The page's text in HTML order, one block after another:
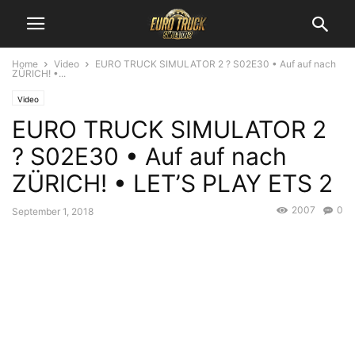
Home Video
EURO TRUCK SIMULATOR 2 ? S02E30 • Auf auf nach
ZÜRICH! •...
Video
EURO TRUCK SIMULATOR 2
? S02E30 • Auf auf nach
ZÜRICH! • LET’S PLAY ETS 2
September 1, 2018 0
2007